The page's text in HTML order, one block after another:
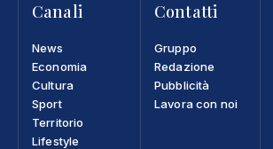
Canali
News
Economia
Cultura
Sport
Territorio
Lifestyle
Contatti
Gruppo
Redazione
Pubblicità
Lavora con noi